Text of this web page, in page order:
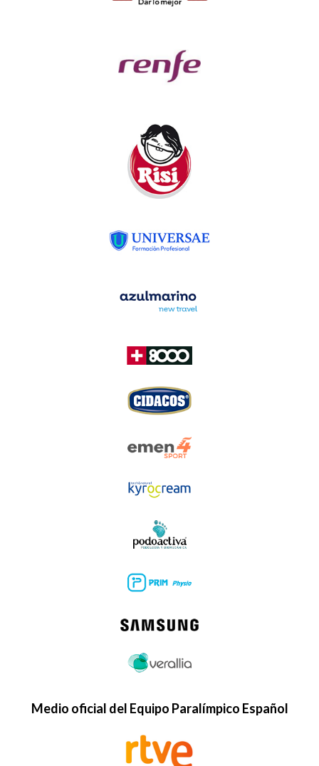
Medio oficial del Equipo Paralímpico Español